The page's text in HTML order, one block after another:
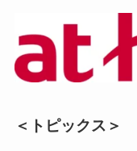
＜トピックス＞